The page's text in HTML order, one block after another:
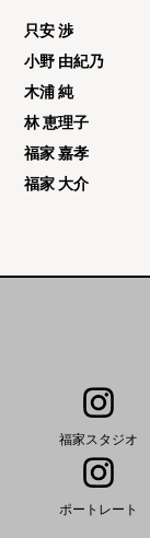
只安 渉
小野 由紀乃
木浦 純
林 恵理子
福家 嘉孝
福家 大介
福家スタジオ
ポートレート